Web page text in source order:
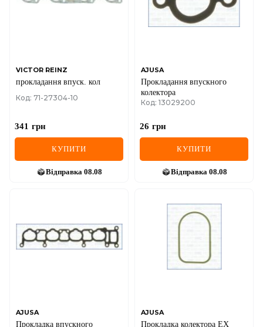
VICTOR REINZ
прокладання впуск. кол
Код: 71-27304-10
341 грн
КУПИТИ
Відправка 08.08
AJUSA
Прокладання впускного
колектора
Код: 13029200
26 грн
КУПИТИ
Відправка 08.08
AJUSA
Прокладка впускного
AJUSA
Прокладка колектора EX